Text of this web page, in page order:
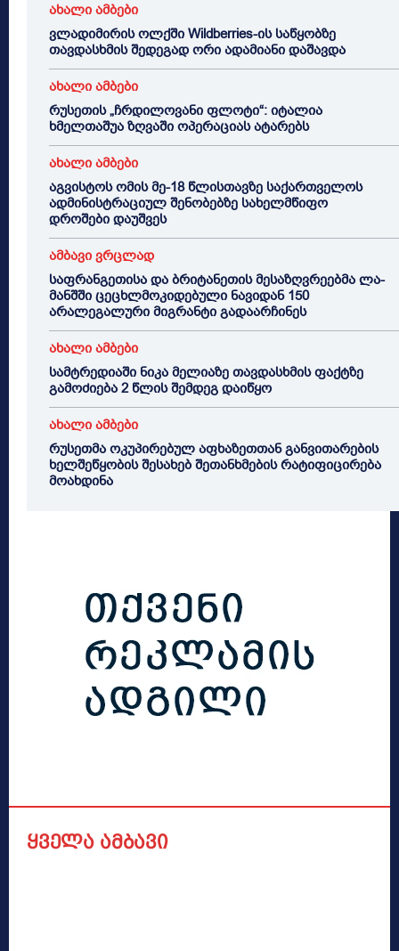
ახალი ამბები
ვლადიმირის ოლქში Wildberries-ის საწყობზე
თავდასხმის შედეგად ორი ადამიანი დაშავდა
ახალი ამბები
რუსეთის „ჩრდილოვანი ფლოტი“: იტალია
ხმელთაშუა ზღვაში ოპერაციას ატარებს
ახალი ამბები
აგვისტოს ომის მე-18 წლისთავზე საქართველოს
ადმინისტრაციულ შენობებზე სახელმწიფო
დროშები დაუშვეს
ამბავი ვრცლად
საფრანგეთისა და ბრიტანეთის მესაზღვრეებმა ლა-
მანშში ცეცხლმოკიდებული ნავიდან 150
არალეგალური მიგრანტი გადაარჩინეს
ახალი ამბები
სამტრედიაში ნიკა მელიაზე თავდასხმის ფაქტზე
გამოძიება 2 წლის შემდეგ დაიწყო
ახალი ამბები
რუსეთმა ოკუპირებულ აფხაზეთთან განვითარების
ხელშეწყობის შესახებ შეთანხმების რატიფიცირება
მოახდინა
ყველა ამბავი